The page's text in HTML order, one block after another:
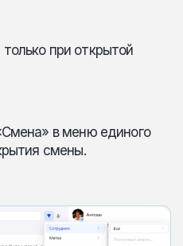
при открытой
в меню единого
смены.